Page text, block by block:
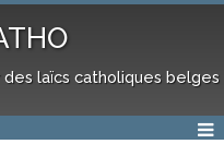
laïcs catholiques belges